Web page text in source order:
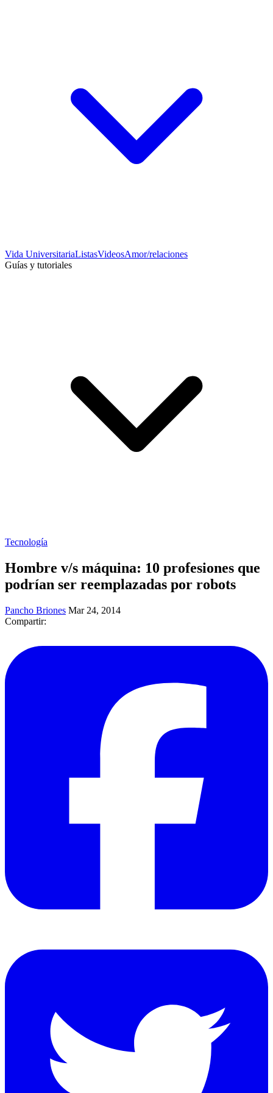
Vida UniversitariaListasVideosAmor/relaciones
Guías y tutoriales
Tecnología
Hombre v/s máquina: 10 profesiones que
podrían ser reemplazadas por robots
Pancho Briones Mar 24, 2014
Compartir: